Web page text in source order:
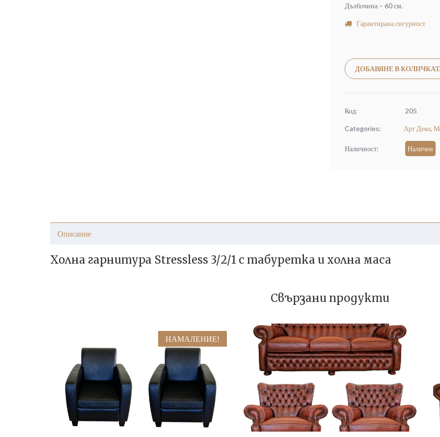
Дълбочина – 60 см.
Гарантирана сигурност
ДОБАВЯНЕ В
Код: 205
Categories: Арт Деко,
Наличност: Наличен
Описание
Холна гарнитура Stressless 3/2/1 с табуретка и холна маса
Свързани продукти
НАМАЛЕНИЕ!